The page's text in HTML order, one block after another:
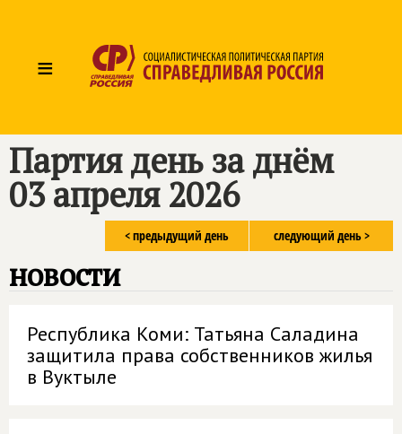
≡
Партия день за днём
03 апреля 2026
следующий день >
< предыдущий день
новости
Республика Коми: Татьяна Саладина
защитила права собственников жилья
в Вуктыле